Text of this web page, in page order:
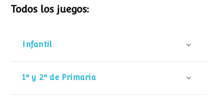
Todos los juegos:
Infantil
1º y 2º de Primaria